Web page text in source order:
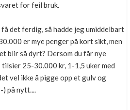
for feil bruk.
det ferdig, så hadde jeg umiddelbart
er mye penger på kort sikt, men
blir så dyrt? Dersom du får nye
25-30.000 kr, 1-1,5 uker med
vel ikke å pigge opp et gulv og
på nytt....